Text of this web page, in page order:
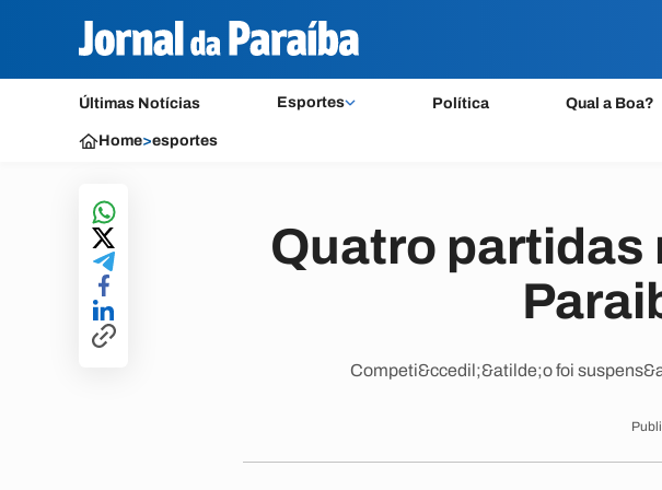
Últimas Notícias Esportes Política Qual a Boa?
Home>esportes
Quatro partidas
Competi&ccedil;&atilde;o foi